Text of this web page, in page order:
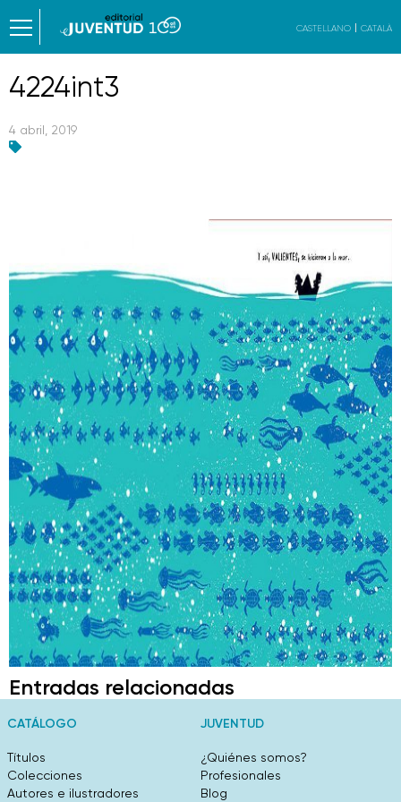
CASTELLANO CATALÀ
4224int3
4 abril, 2019
Entradas relacionadas
CATÁLOGO
Títulos
Colecciones
Autores e ilustradores
JUVENTUD
¿Quiénes somos?
Profesionales
Blog